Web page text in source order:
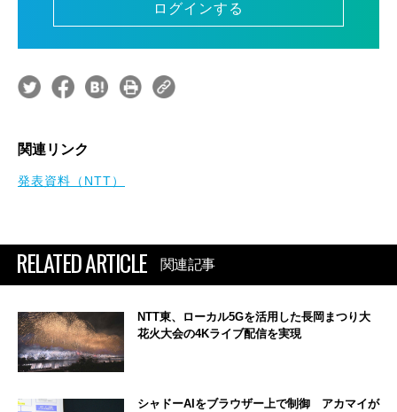
ログインする
関連リンク
発表資料（NTT）
RELATED ARTICLE 関連記事
NTT東、ローカル5Gを活用した長岡まつり大
花火大会の4Kライブ配信を実現
シャドーAIをブラウザー上で制御 アカマイが